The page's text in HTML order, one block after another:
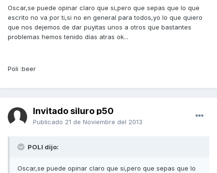
Oscar,se puede opinar claro que si,pero que sepas que lo que
escrito no va por ti,si no en general para todos,yo lo que quiero
que nos dejemos de dar puyitas unos a otros que bastantes
problemas hemos tenido días atras ok...
Poli :beer
Invitado siluro p50
Publicado 21 de Noviembre del 2013
POLI dijo:
Oscar,se puede opinar claro que si,pero que sepas que lo